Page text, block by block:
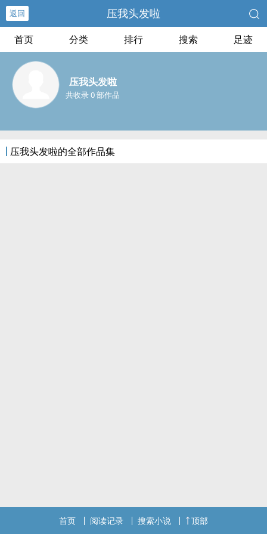
返回 压我头发啦
首页 分类 排行 搜索 足迹
压我头发啦
共收录 0 部作品
压我头发啦的全部作品集
首页 阅读记录 搜索小说 顶部